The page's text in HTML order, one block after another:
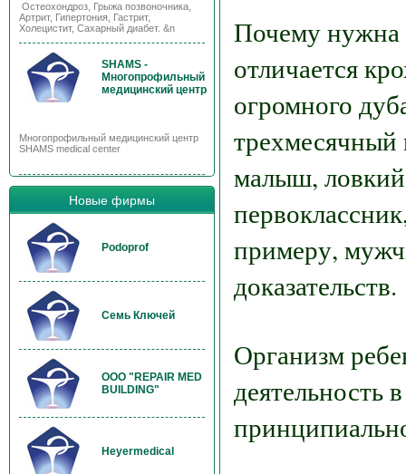
Остеохондроз, Грыжа позвоночника,
Артрит, Гипертония, Гастрит,
Холецистит, Сахарный диабет. &n
SHAMS -
Многопрофильный
медицинский центр
Многопрофильный медицинский центр
SHAMS medical center
Новые фирмы
Podoprof
Семь Ключей
OOO "REPAIR MED
BUILDING"
Heyermedical
Почему нужна
отличается
огромного
трехмесячный
малыш,
примеру,
доказательств.
Организм
деятельность